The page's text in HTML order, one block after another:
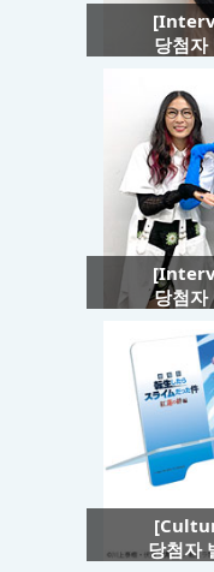
당첨자
당첨자
당첨자